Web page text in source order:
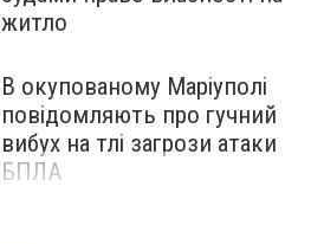
житло
В окупованому Маріуполі
повідомляють про гучний
вибух на тлі загрози атаки
БПЛА